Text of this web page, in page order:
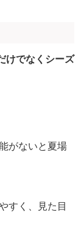
けでなくシーズ
がないと夏場
すく、見た目